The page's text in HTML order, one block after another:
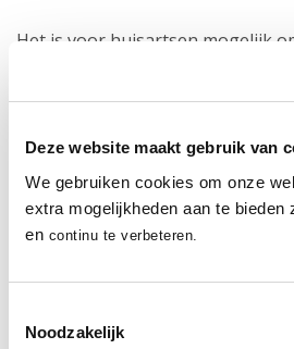
Deze website maakt gebruik van
We gebruiken cookies om onze
extra mogelijkheden aan te bieden
en continu te verbeteren.
Noodzakelijk
Het is voor huisartsen mogelijk
verwijzen naar Mentaal Beter
verwijzen per hulpvraag die wij
behandelen en direct uw
Tevens vindt u daar de informatie
wachttijden en verwijscriteria per
een cliënt heeft doorverwezen